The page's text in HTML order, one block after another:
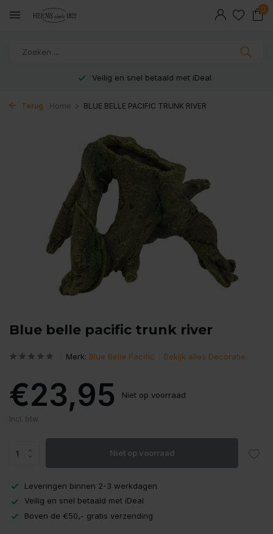
0
Veilig en snel betaald met iDeal
Terug Home BLUE BELLE PACIFIC TRUNK RIVER
Blue belle pacific trunk river
Merk: Blue Belle Pacific Bekijk alles Decoratie
€23,95 Niet op voorraad
Incl. btw
Niet op voorraad
Leveringen binnen 2-3 werkdagen
Veilig en snel betaald met iDeal
Boven de €50,- gratis verzending